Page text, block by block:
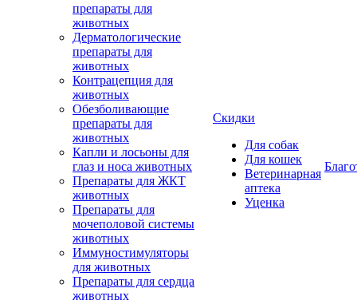
препараты для
животных
Дерматологические
препараты для
животных
Контрацепция для
животных
Обезболивающие
препараты для
животных
Капли и лосьоны для
глаз и носа животных
Препараты для ЖКТ
животных
Препараты для
мочеполовой системы
животных
Иммуностимуляторы
для животных
Препараты для сердца
животных
Скидки
Для собак
Для кошек
Ветеринарная
аптека
Уценка